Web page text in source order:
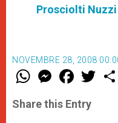
Prosciolti
NOVEMBRE 28, 2008
W
t
s
M
e
s
e
F
a
e
b
w
Share this Entry